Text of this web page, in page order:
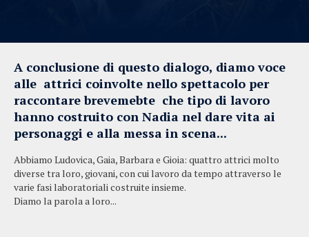
A conclusione di questo dialogo, diamo voce
alle attrici coinvolte nello spettacolo per
raccontare brevemebte che tipo di lavoro
hanno costruito con Nadia nel dare vita ai
personaggi e alla messa in scena...
Abbiamo Ludovica, Gaia, Barbara e Gioia: quattro attrici molto
diverse tra loro, giovani, con cui lavoro da tempo attraverso le
varie fasi laboratoriali costruite insieme.
Diamo la parola a loro...